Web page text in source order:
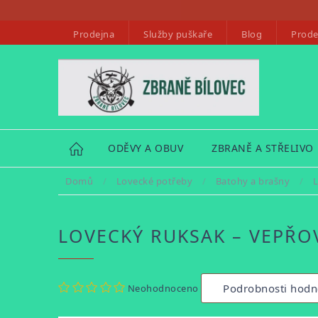
Prodejna Služby puškaře Blog
HOME ODĚVY A OBUV ZBRANĚ A STŘELIVO
Domů / Lovecké potřeby / Batohy a brašny /
LOVECKÝ RUKSAK –
hodnocení
Neohodnoceno Podrobnosti